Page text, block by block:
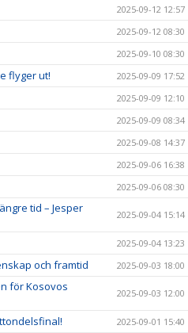
2025-09-12 12:57
2025-09-12 08:30
2025-09-10 08:30
flyger ut! 2025-09-09 17:52
2025-09-09 12:10
2025-09-09 08:34
2025-09-08 14:37
2025-09-06 16:38
2025-09-06 08:30
tid – Jesper
2025-09-04 15:14
2025-09-04 13:23
och framtid 2025-09-03 18:00
för Kosovos
2025-09-03 12:00
2025-09-01 15:40